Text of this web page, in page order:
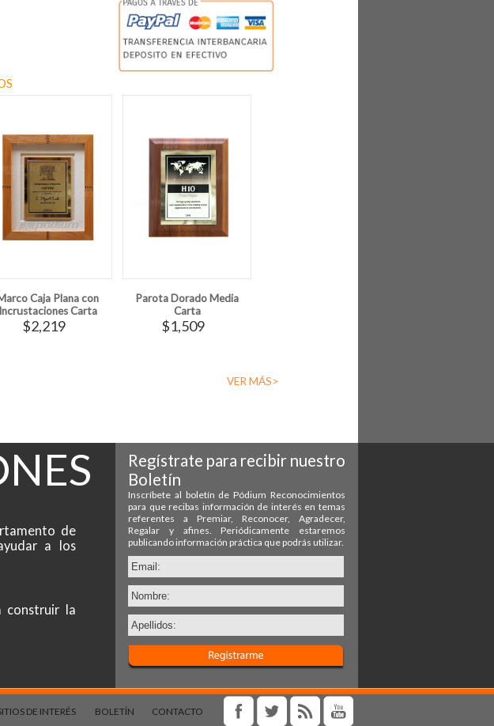
Caja Plana con
Incrustaciones Carta
$2,219
Parota Dorado Media
Carta
$1,509
VER MÁS>
de
a los
construir la
DE INTERÉS BOLETÍN
CONTACTO